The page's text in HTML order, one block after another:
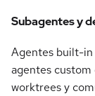
Subagentes y
Agentes built-in
agentes
worktrees y